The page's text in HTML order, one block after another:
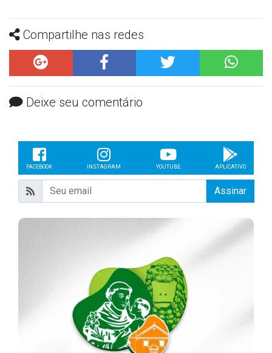
Compartilhe nas redes
Deixe seu comentário
FACEBOOK INSTAGRAM YOUTUBE APLICATIVO
Assinar